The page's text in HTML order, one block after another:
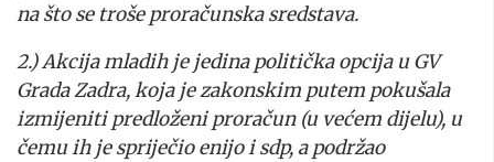
na što se troše proračunska sredstava.
2.) Akcija mladih je jedina politička opcija u GV
Grada Zadra, koja je zakonskim putem pokušala
izmijeniti predloženi proračun (u većem dijelu), u
čemu ih je spriječio enijo i sdp, a podržao